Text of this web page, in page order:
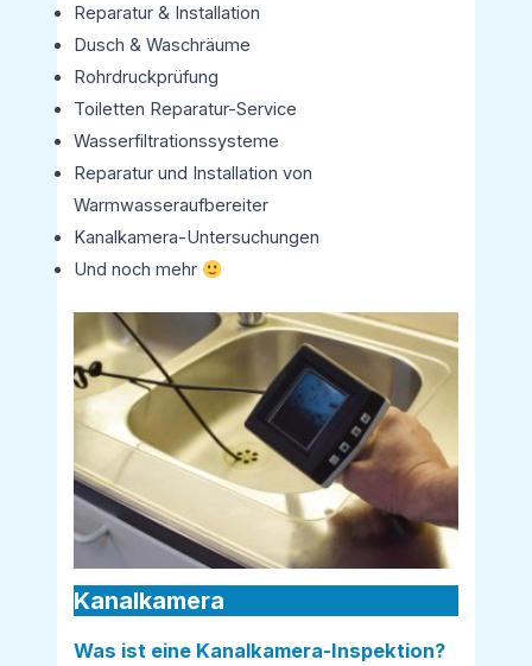
Reparatur & Installation
Dusch & Waschräume
Rohrdruckprüfung
Toiletten Reparatur-Service
Wasserfiltrationssysteme
Reparatur und Installation von
Warmwasseraufbereiter
Kanalkamera-Untersuchungen
Und noch mehr
Kanalkamera
Was ist eine Kanalkamera-Inspektion?